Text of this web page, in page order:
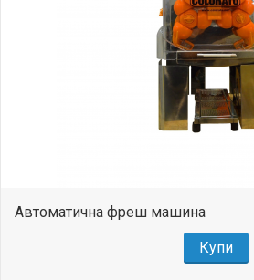
Автоматична фреш машина
Купи